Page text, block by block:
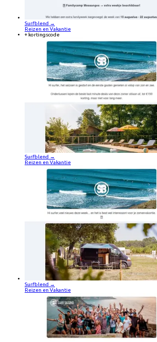
Surfblend →
Reizen en Vakantie
+ kortingscode
Surfblend →
Reizen en Vakantie
Surfblend →
Reizen en Vakantie